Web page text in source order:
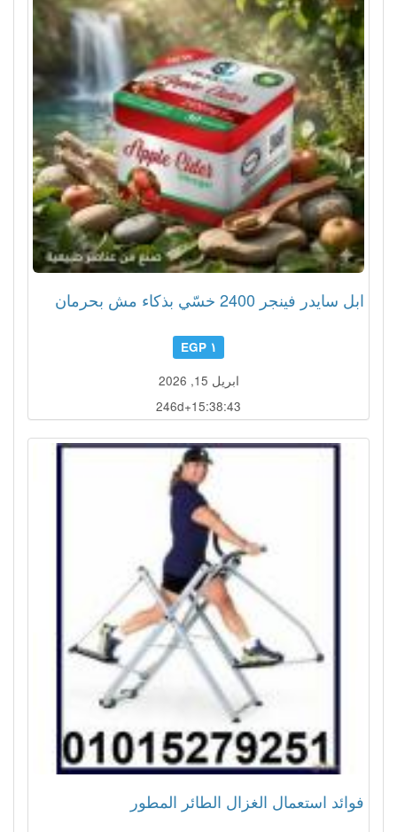
ابل سايدر فينجر 2400 خسّي بذكاء مش بحرمان
١ EGP
ابريل 15, 2026
246d+15:38:40
فوائد استعمال الغزال الطائر المطور